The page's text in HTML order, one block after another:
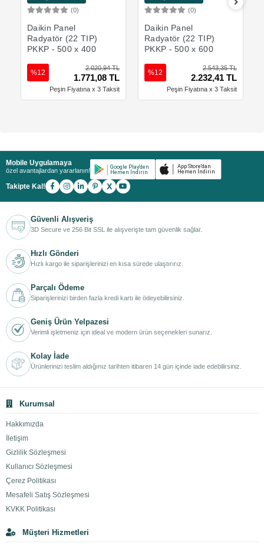
(0)
Daikin Panel
Radyatör (22 TIP)
PKKP - 500 x 400
2.020,94 TL
1.771,08 TL
%12
Peşin Fiyatına x 3 Taksit
(0)
Daikin Panel
Radyatör (22 TIP)
PKKP - 500 x 600
2.543,35 TL
2.232,41 TL
%12
Peşin Fiyatına x 3 Taksit
Mobile Uygulamaya
özel avantajlardan yararlanın!
Takipte Kal! X
Güvenli Alışveriş
3D Secure ve 256 Bit SSL ile alışverişte tam güvenlik sağlar.
Hızlı Gönderi
Hızlı kargo ile siparişlerinizi en kısa sürede ulaştırırız.
Parçalı Ödeme
Siparişlerinizi birden fazla kredi kartı ile ödeyebilirsiniz.
Geniş Ürün Yelpazesi
Verimli işletmeniz için ideal ve modern ürün seçenekleri sunarız.
Kolay İade
Ürünlerinizi teslim aldığınız tarihten itibaren 14 gün içinde iade edebilirsiniz.
Kurumsal
Hakkımızda
İletişim
Gizlilik Sözleşmesi
Kullanıcı Sözleşmesi
Çerez Politikası
Mesafeli Satış Sözleşmesi
KVKK Politikası
Müşteri Hizmetleri